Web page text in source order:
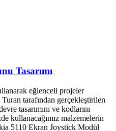
Tasarımı
eğlenceli projeler
tarafından gerçekleştirilen
tasarımını ve kodlarını
kullanacağımız malzemelerin
5110 Ekran Joystick Modül